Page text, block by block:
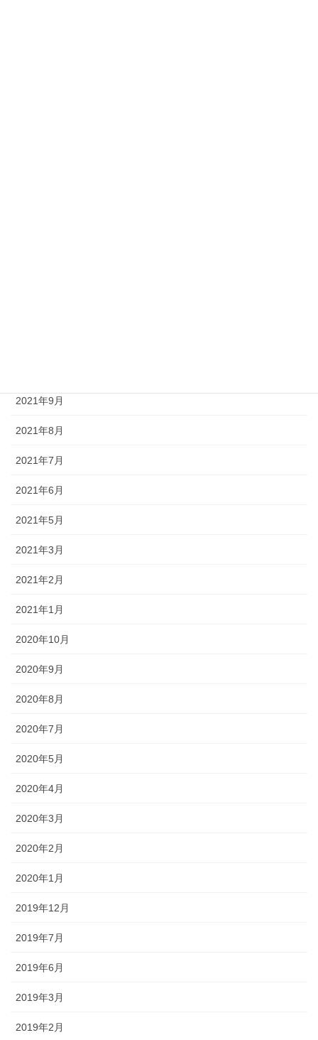
2021年9月
2021年8月
2021年7月
2021年6月
2021年5月
2021年3月
2021年2月
2021年1月
2020年10月
2020年9月
2020年8月
2020年7月
2020年5月
2020年4月
2020年3月
2020年2月
2020年1月
2019年12月
2019年7月
2019年6月
2019年3月
2019年2月